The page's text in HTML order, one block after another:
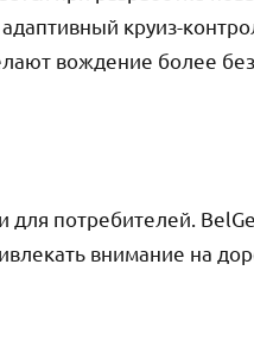
круиз-
вождение более
потребителей.
внимание на